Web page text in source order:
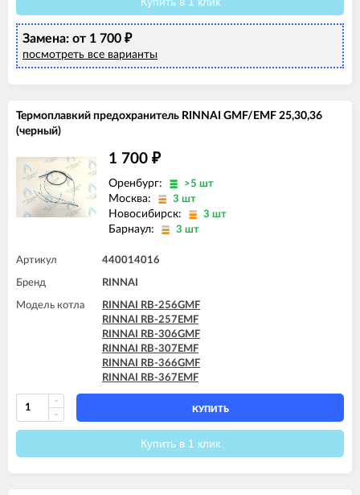
Замена: от 1 700 ₽
посмотреть все варианты
Термоплавкий предохранитель RINNAI GMF/EMF 25,30,36
(черный)
1 700 ₽
Оренбург: >5 шт
Москва: 3 шт
Новосибирск: 3 шт
Барнаул: 3 шт
Артикул 440014016
Бренд RINNAI
Модель котла
RINNAI RB-256GMF
RINNAI RB-257EMF
RINNAI RB-306GMF
RINNAI RB-307EMF
RINNAI RB-366GMF
RINNAI RB-367EMF
КУПИТЬ
Купить в 1 клик